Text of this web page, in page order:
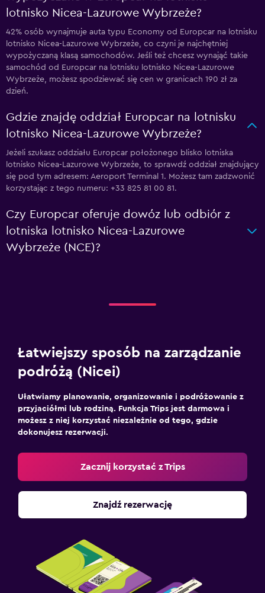
lotnisko Nicea-Lazurowe Wybrzeże?
42% osób wynajmuje auta typu Economy od Europcar na lotnisku
lotnisko Nicea-Lazurowe Wybrzeże, co czyni je najchętniej
wypożyczaną klasą samochodów. Jeśli też chcesz wynająć takie
samochód od Europcar na lotnisku lotnisko Nicea-Lazurowe
Wybrzeże, możesz spodziewać się cen w granicach 190 zł za
dzień.
Gdzie znajdę oddział Europcar na lotnisku
lotnisko Nicea-Lazurowe Wybrzeże?
Jeżeli szukasz oddziału Europcar położonego blisko lotniska
lotnisko Nicea-Lazurowe Wybrzeże, to sprawdź oddział znajdujący
się pod tym adresem: Aeroport Terminal 1. Możesz tam zadzwonić
korzystając z tego numeru: +33 825 81 00 81.
Czy Europcar oferuje dowóz lub odbiór z
lotniska lotnisko Nicea-Lazurowe
Wybrzeże (NCE)?
Łatwiejszy sposób na zarządzanie
podróżą (Nicei)
Ułatwiamy planowanie, organizowanie i podróżowanie z
przyjaciółmi lub rodziną. Funkcja Trips jest darmowa i
możesz z niej korzystać niezależnie od tego, gdzie
dokonujesz rezerwacji.
Zacznij korzystać z Trips
Znajdź rezerwację